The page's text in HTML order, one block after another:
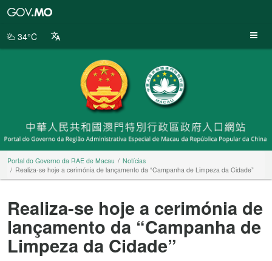
da
34°C
Portal do Governo da RAE de Macau
Notícias
Realiza-se hoje a cerimónia de lançamento da “Campanha de Limpeza da Cidade”
Realiza-se hoje a cerimónia de
lançamento da “Campanha de
Limpeza da Cidade”